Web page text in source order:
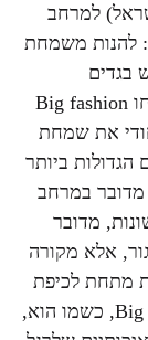
למרחב
להנות משמחת
בגדים
במבצעים חד פעמיים. את חג הכריסמס לקחו Big fashion
את שמחת
הגדולות ביותר
מדובר במרחב
מדובר
אלא מקורה
מתחת לכיפת
השמים ולהנות מאטמוספרית החג. Big fashion, כשמו הוא,